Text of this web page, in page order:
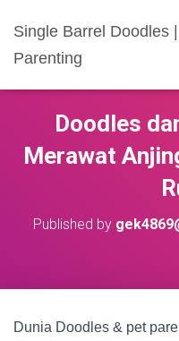
Single Barrel Doodles
Parenting
Doodles
Merawat
Published by
Dunia Doodles & pet